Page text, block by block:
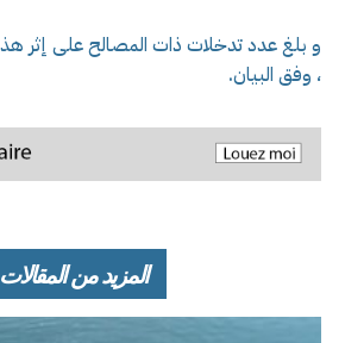
، وفق البيان.
المزيد من المقالات